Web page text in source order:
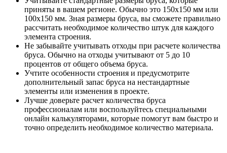
приняты в вашем регионе. Обычно это 150х150 мм или
100х150 мм. Зная размеры бруса, вы сможете правильно
рассчитать необходимое количество штук для каждого
элемента строения.
Не забывайте учитывать отходы при расчете количества
бруса. Обычно на отходы учитывают от 5 до 10
процентов от общего объема бруса.
Учтите особенности строения и предусмотрите
дополнительный запас бруса на нестандартные
элементы или изменения в проекте.
Лучше доверьте расчет количества бруса
профессионалам или воспользуйтесь специальными
онлайн калькуляторами, которые помогут вам быстро и
точно определить необходимое количество материала.